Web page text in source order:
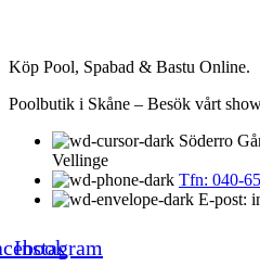
Köp Pool, Spabad & Bastu Online.
Poolbutik i Skåne – Besök vårt
Söderro
Vellinge
Tfn: 040-
E-post:
Instagram